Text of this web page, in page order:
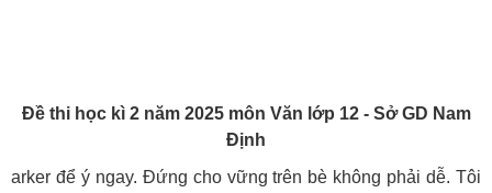
Đề thi học kì 2 năm 2025 môn Văn lớp 12 - Sở GD Nam
Định
arker để ý ngay. Đứng cho vững trên bè không phải dễ. Tôi